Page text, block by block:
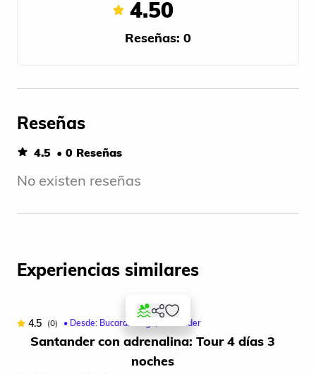
4.50
Reseñas: 0
Reseñas
4.5 • 0 Reseñas
No existen reseñas
Experiencias similares
4.5 (0) • Desde: Bucaramanga, Santander
Santander con adrenalina: Tour 4 días 3
noches